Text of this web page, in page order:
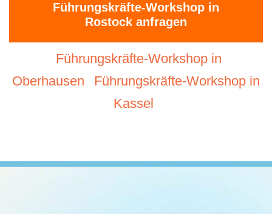
Führungskräfte-Workshop in
Rostock anfragen
Führungskräfte-Workshop in
Oberhausen
Führungskräfte-Workshop in
Kassel